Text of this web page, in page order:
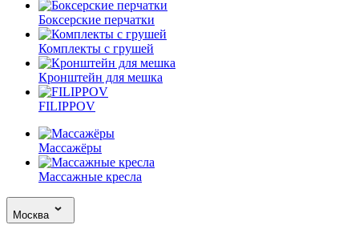
Боксерские перчатки
Комплекты с грушей
Кронштейн для мешка
FILIPPOV
Массажёры
Массажные кресла
Москва